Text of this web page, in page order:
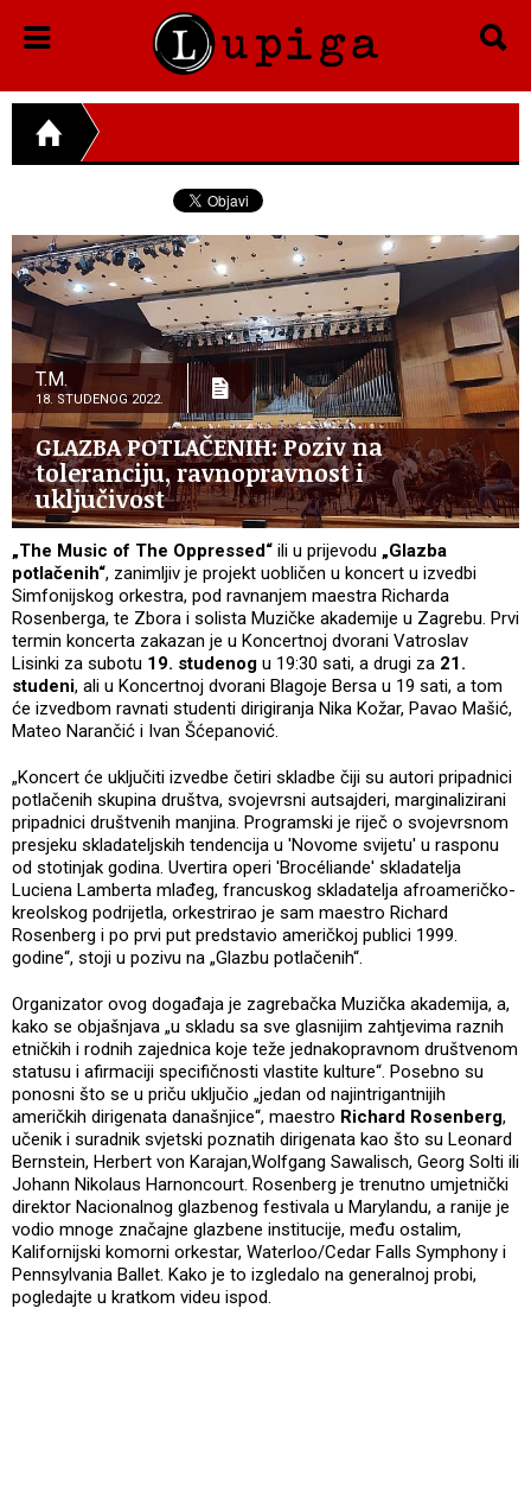
T.M.
18. STUDENOG 2022.
GLAZBA POTLAČENIH: Poziv na
toleranciju, ravnopravnost i
uključivost
„The Music of The Oppressed“ ili u prijevodu „Glazba
potlačenih“, zanimljiv je projekt uobličen u koncert u izvedbi
Simfonijskog orkestra, pod ravnanjem maestra Richarda
Rosenberga, te Zbora i solista Muzičke akademije u Zagrebu. Prvi
termin koncerta zakazan je u Koncertnoj dvorani Vatroslav
Lisinki za subotu 19. studenog u 19:30 sati, a drugi za 21.
studeni, ali u Koncertnoj dvorani Blagoje Bersa u 19 sati, a tom
će izvedbom ravnati studenti dirigiranja Nika Kožar, Pavao Mašić,
Mateo Narančić i Ivan Šćepanović.
„Koncert će uključiti izvedbe četiri skladbe čiji su autori pripadnici
potlačenih skupina društva, svojevrsni autsajderi, marginalizirani
pripadnici društvenih manjina. Programski je riječ o svojevrsnom
presjeku skladateljskih tendencija u 'Novome svijetu' u rasponu
od stotinjak godina. Uvertira operi 'Brocéliande' skladatelja
Luciena Lamberta mlađeg, francuskog skladatelja afroameričko-
kreolskog podrijetla, orkestrirao je sam maestro Richard
Rosenberg i po prvi put predstavio američkoj publici 1999.
godine“, stoji u pozivu na „Glazbu potlačenih“.
Organizator ovog događaja je zagrebačka Muzička akademija, a,
kako se objašnjava „u skladu sa sve glasnijim zahtjevima raznih
etničkih i rodnih zajednica koje teže jednakopravnom društvenom
statusu i afirmaciji specifičnosti vlastite kulture“. Posebno su
ponosni što se u priču uključio „jedan od najintrigantnijih
američkih dirigenata današnjice“, maestro Richard Rosenberg,
učenik i suradnik svjetski poznatih dirigenata kao što su Leonard
Bernstein, Herbert von Karajan,Wolfgang Sawalisch, Georg Solti ili
Johann Nikolaus Harnoncourt. Rosenberg je trenutno umjetnički
direktor Nacionalnog glazbenog festivala u Marylandu, a ranije je
vodio mnoge značajne glazbene institucije, među ostalim,
Kalifornijski komorni orkestar, Waterloo/Cedar Falls Symphony i
Pennsylvania Ballet. Kako je to izgledalo na generalnoj probi,
pogledajte u kratkom videu ispod.